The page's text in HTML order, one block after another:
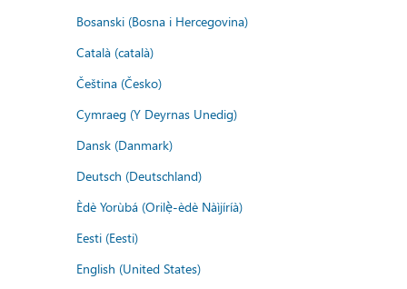
Bosanski (Bosna i Hercegovina)
Català (català)
Čeština (Česko)
Cymraeg (Y Deyrnas Unedig)
Dansk (Danmark)
Deutsch (Deutschland)
Èdè Yorùbá (Orilẹ̀-èdè Nàìjíríà)
Eesti (Eesti)
English (United States)